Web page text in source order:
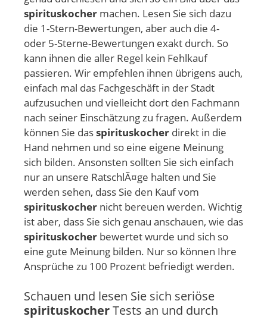
spirituskocher machen. Lesen Sie sich dazu
die 1-Stern-Bewertungen, aber auch die 4-
oder 5-Sterne-Bewertungen exakt durch. So
kann ihnen die aller Regel kein Fehlkauf
passieren. Wir empfehlen ihnen übrigens auch,
einfach mal das Fachgeschäft in der Stadt
aufzusuchen und vielleicht dort den Fachmann
nach seiner Einschätzung zu fragen. Außerdem
können Sie dasspirituskocher direkt in die
Hand nehmen und so eine eigene Meinung
sich bilden. Ansonsten sollten Sie sich einfach
nur an unsere RatschlÃ¤ge halten und Sie
werden sehen, dass Sie den Kauf vom
spirituskocher nicht bereuen werden. Wichtig
ist aber, dass Sie sich genau anschauen, wie das
spirituskocher bewertet wurde und sich so
eine gute Meinung bilden. Nur so können Ihre
Ansprüche zu 100 Prozent befriedigt werden.
Schauen und lesen Sie sich seriöse
spirituskocherTests an und durch